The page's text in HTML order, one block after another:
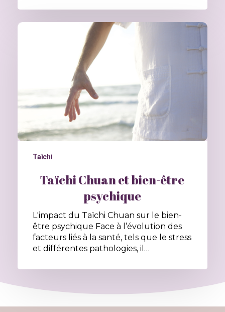
Taïchi
Taïchi Chuan et bien-être
psychique
L'impact du Taïchi Chuan sur le bien-
être psychique Face à l’évolution des
facteurs liés à la santé, tels que le stress
et différentes pathologies, il…